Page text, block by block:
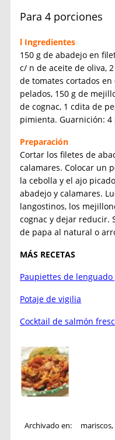
Para 4 porciones
l Ingredientes
150 g de abadejo en
c/ n de aceite de oliva,
de tomates cortados en
pelados, 150 g de
de cognac, 1 cdita de
pimienta. Guarnición: 4
Preparación
Cortar los filetes de
calamares. Colocar un
la cebolla y el ajo
abadejo y calamares.
langostinos, los
cognac y dejar reducir.
de papa al natural o
MÁS RECETAS
Paupiettes de
Potaje de vigilia
Cocktail de salmón
Archivado en: mariscos,